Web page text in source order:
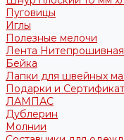
Пуговицы
Иглы
Полезные мелочи
Лента Нитепрошивная
Бейка
Лапки для швейных
Подарки и
ЛАМПАС
Дублерин
Молнии